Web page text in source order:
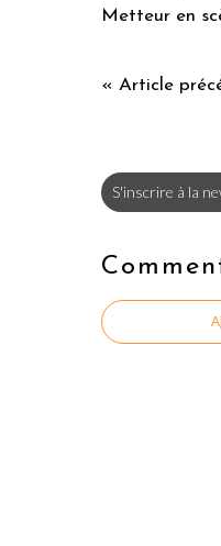
Metteur en
« Article
S'inscrire à la